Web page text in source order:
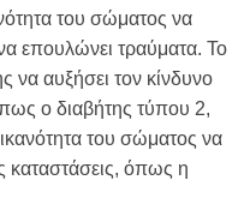
του σώματος να
να επουλώνει τραύματα. Το
να αυξήσει τον κίνδυνο
ο διαβήτης τύπου 2,
του σώματος να
καταστάσεις, όπως η